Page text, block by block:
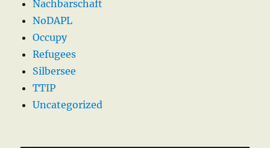
Nachbarschaft
NoDAPL
Occupy
Refugees
Silbersee
TTIP
Uncategorized